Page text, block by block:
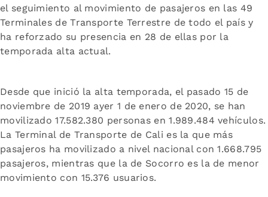
el seguimiento al movimiento de pasajeros en las 49
Terminales de Transporte Terrestre de todo el país y
ha reforzado su presencia en 28 de ellas por la
temporada alta actual.
Desde que inició la alta temporada, el pasado 15 de
noviembre de 2019 ayer 1 de enero de 2020, se han
movilizado 17.582.380 personas en 1.989.484 vehículos.
La Terminal de Transporte de Cali es la que más
pasajeros ha movilizado a nivel nacional con 1.668.795
pasajeros, mientras que la de Socorro es la de menor
movimiento con 15.376 usuarios.